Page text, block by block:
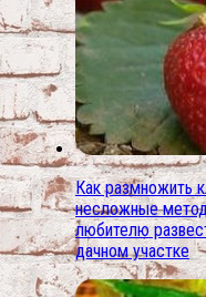
Как размножить
несложные
любителю
дачном участке